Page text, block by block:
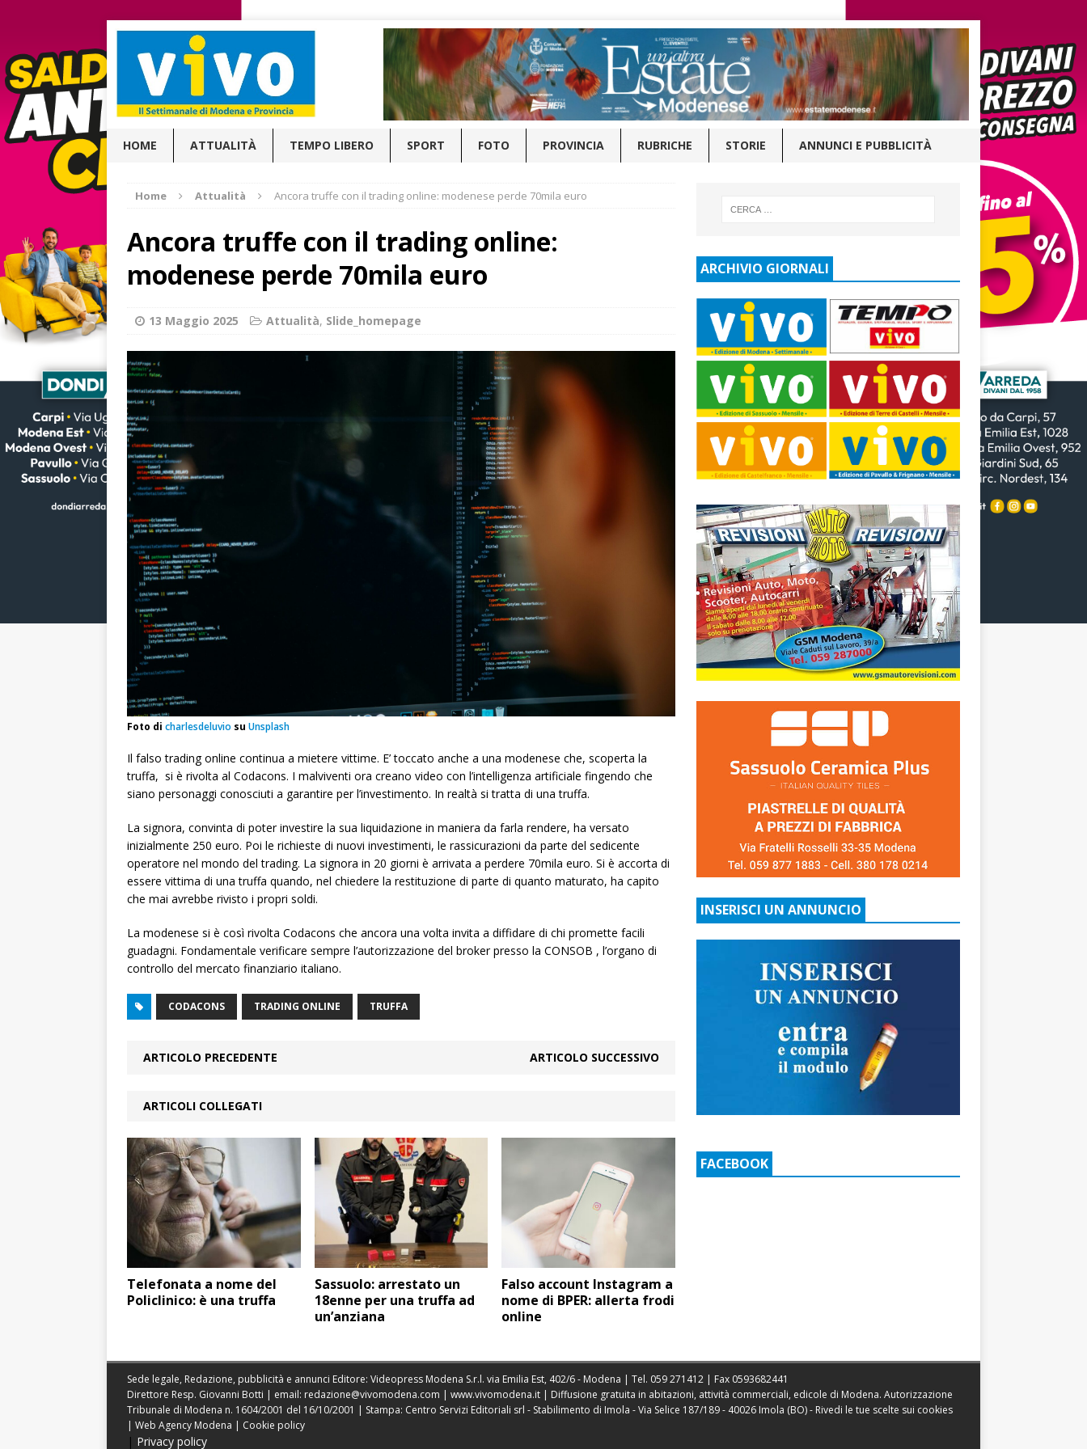
HOME ATTUALITÀ TEMPO LIBERO SPORT FOTO PROVINCIA RUBRICHE STORIE ANNUNCI E PUBBLICITÀ
Home Attualità Ancora truffe con il trading online: modenese perde 70mila euro
Ancora truffe con il trading online:
modenese perde 70mila euro
13 Maggio 2025 Attualità, Slide_homepage
Foto di charlesdeluvio su Unsplash
Il falso trading online continua a mietere vittime. E’ toccato anche a una modenese che, scoperta la
truffa, si è rivolta al Codacons. I malviventi ora creano video con l’intelligenza artificiale fingendo che
siano personaggi conosciuti a garantire per l’investimento. In realtà si tratta di una truffa.
La signora, convinta di poter investire la sua liquidazione in maniera da farla rendere, ha versato
inizialmente 250 euro. Poi le richieste di nuovi investimenti, le rassicurazioni da parte del sedicente
operatore nel mondo del trading. La signora in 20 giorni è arrivata a perdere 70mila euro. Si è accorta di
essere vittima di una truffa quando, nel chiedere la restituzione di parte di quanto maturato, ha capito
che mai avrebbe rivisto i propri soldi.
La modenese si è così rivolta Codacons che ancora una volta invita a diffidare di chi promette facili
guadagni. Fondamentale verificare sempre l’autorizzazione del broker presso la CONSOB , l’organo di
controllo del mercato finanziario italiano.
CODACONS TRADING ONLINE TRUFFA
ARTICOLO PRECEDENTE ARTICOLO SUCCESSIVO
ARTICOLI COLLEGATI
Telefonata a nome del
Policlinico: è una truffa
Sassuolo: arrestato un
18enne per una truffa ad
un’anziana
Falso account Instagram a
nome di BPER: allerta frodi
online
ARCHIVIO GIORNALI
INSERISCI UN ANNUNCIO
FACEBOOK
Sede legale, Redazione, pubblicità e annunci Editore: Videopress Modena S.r.l. via Emilia Est, 402/6 - Modena | Tel. 059 271412 | Fax 0593682441
Direttore Resp. Giovanni Botti | email: redazione@vivomodena.com | www.vivomodena.it | Diffusione gratuita in abitazioni, attività commerciali, edicole di Modena. Autorizzazione
Tribunale di Modena n. 1604/2001 del 16/10/2001 | Stampa: Centro Servizi Editoriali srl - Stabilimento di Imola - Via Selice 187/189 - 40026 Imola (BO) - Rivedi le tue scelte sui cookies
| Web Agency Modena | Cookie policy
| Privacy policy